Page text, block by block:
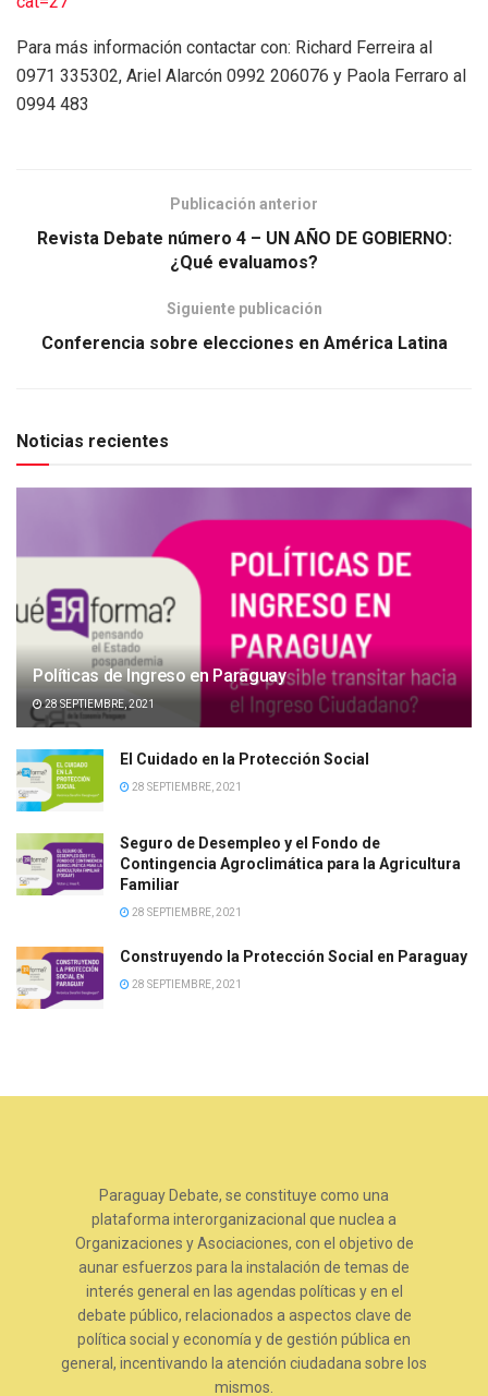
Para más información contactar con: Richard Ferreira al
0971 335302, Ariel Alarcón 0992 206076 y Paola Ferraro al
0994 483
Publicación anterior
Revista Debate número 4 – UN AÑO DE GOBIERNO:
¿Qué evaluamos?
Siguiente publicación
Conferencia sobre elecciones en América Latina
Noticias recientes
Políticas de Ingreso en Paraguay
28 SEPTIEMBRE, 2021
El Cuidado en la Protección Social
28 SEPTIEMBRE, 2021
Seguro de Desempleo y el Fondo de
Contingencia Agroclimática para la Agricultura
Familiar
28 SEPTIEMBRE, 2021
Construyendo la Protección Social en Paraguay
28 SEPTIEMBRE, 2021
Paraguay Debate, se constituye como una
plataforma interorganizacional que nuclea a
Organizaciones y Asociaciones, con el objetivo de
aunar esfuerzos para la instalación de temas de
interés general en las agendas políticas y en el
debate público, relacionados a aspectos clave de
política social y economía y de gestión pública en
general, incentivando la atención ciudadana sobre los
mismos.